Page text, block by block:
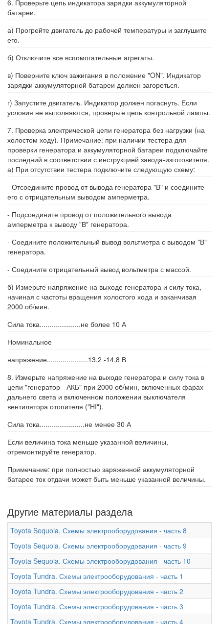
6. Проверьте цепь индикатора зарядки аккумуляторной
батареи.
а) Прогрейте двигатель до рабочей температуры и заглушите
его.
б) Отключите все вспомогательные агрегаты.
в) Поверните ключ зажигания в положение "ON". Индикатор
зарядки аккумуляторной батареи должен загореться.
г) Запустите двигатель. Индикатор должен погаснуть. Если
условия не выполняются, проверьте цепь контрольной лампы.
7. Проверка электрической цепи генератора без нагрузки (на
холостом ходу). Примечание: при наличии тестера для
проверки генератора и аккумуляторной батареи подключайте
последний в соответствии с инструкцией завода-изготовителя.
а) При отсутствии тестера подключите следующую схему:
- Отсоедините провод от вывода генератора "В" и соедините
его с отрицательным выводом амперметра.
- Подсоедините провод от положительного вывода
амперметра к выводу "В" генератора.
- Соедините положительный вывод вольтметра с выводом "В"
генератора.
- Соедините отрицательный вывод вольтметра с массой.
б) Измерьте напряжение на выходе генератора и силу тока,
начиная с частоты вращения холостого хода и заканчивая
2000 об/мин.
Сила тока.....................не более 10 А
Номинальное
напряжение.....................13,2 -14,8 В
8. Измерьте напряжение на выходе генератора и силу тока в
цепи "генератор - АКБ" при 2000 об/мин, включенных фарах
дальнего света и включенном положении выключателя
вентилятора отопителя ("HI").
Сила тока.......................не менее 30 А
Если величина тока меньше указанной величины,
отремонтируйте генератор.
Примечание: при полностью заряженной аккумуляторной
батарее ток отдачи может быть меньше указанной величины.
Другие материалы раздела
Toyota Sequoia. Схемы электрооборудования - часть 8
Toyota Sequoia. Схемы электрооборудования - часть 9
Toyota Sequoia. Схемы электрооборудования - часть 10
Toyota Tundra. Схемы электрооборудования - часть 1
Toyota Tundra. Схемы электрооборудования - часть 2
Toyota Tundra. Схемы электрооборудования - часть 3
Toyota Tundra. Схемы электрооборудования - часть 4